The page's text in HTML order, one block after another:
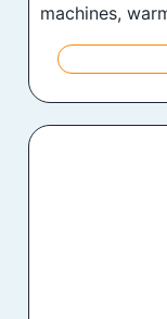
machines,